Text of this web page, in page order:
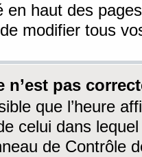
en haut des
modifier tous
n’est pas
que l’heure
celui dans
de Contrôle